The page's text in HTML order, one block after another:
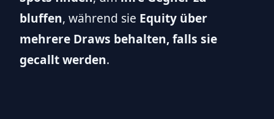
bluffen, während sie Equity über
mehrere Draws behalten, falls sie
gecallt werden.